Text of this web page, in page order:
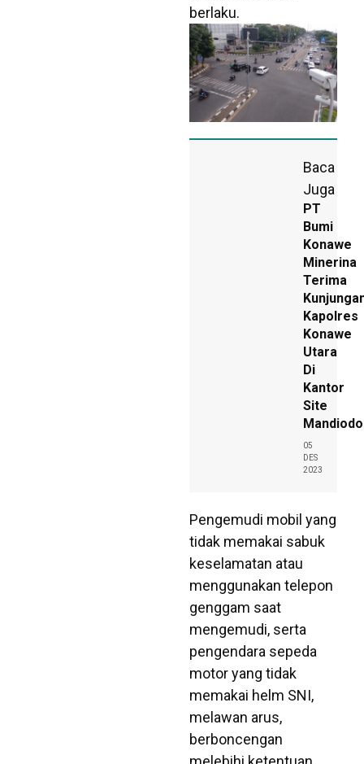
berlaku.
Baca
Juga
PT
Bumi
Konawe
Minerina
Terima
Kapolres
Konawe
Utara
Di
Kantor
Site
Mandiodo
05
DES
2023
Pengemudi mobil yang
tidak memakai sabuk
keselamatan atau
menggunakan telepon
genggam saat
mengemudi, serta
pengendara sepeda
motor yang tidak
memakai helm SNI,
melawan arus,
berboncengan